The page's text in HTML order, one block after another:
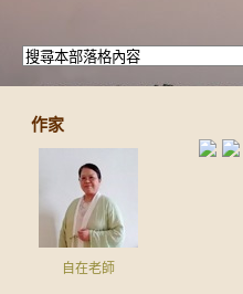
作家
自在老師